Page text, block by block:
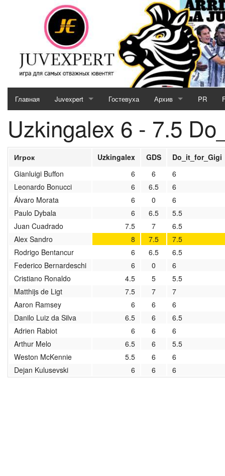
Главная Juvexpert
Serie A (2026 / 2027)
Кубок JE (2026 / 2027)
MotoGP & Biathlon
Новости кубков 2026-27
Гостевуха Архив
2025/2026
2022/2023
2021/2022
2020/2021
2019/2020
2018/2019
2017/2018
2015/2016
2014/2015
PR
Uzkingalex 6 - 7.5
Игрок Uzkingalex GDS
Do_it_for_Gigi
Gianluigi Buffon
6 6
6
Leonardo Bonucci
6 6.5
6
Álvaro Morata
6 0
6
Paulo Dybala
6 6.5
5.5
Juan Cuadrado
7.5 7
6.5
Alex Sandro
8 7.5
7.5
Rodrigo Bentancur
6 6.5
6.5
Federico Bernardeschi
6 0
6
Cristiano Ronaldo
4.5 5
5.5
Matthijs de Ligt
7.5 7
7
Aaron Ramsey
6 6
6
Danilo Luiz da Silva
6.5 6
6.5
Adrien Rabiot
6 6
6
Arthur Melo
6.5 6
5.5
Weston McKennie
5.5 6
6
Dejan Kulusevski
6 6 6